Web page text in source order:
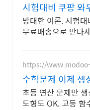
시험대비 쿠팡 와
방대한 이론, 시험
무료배송으로 만나
https://
수학문제 이제 생
초등 연산 문제만
도형도 OK. 고등 함